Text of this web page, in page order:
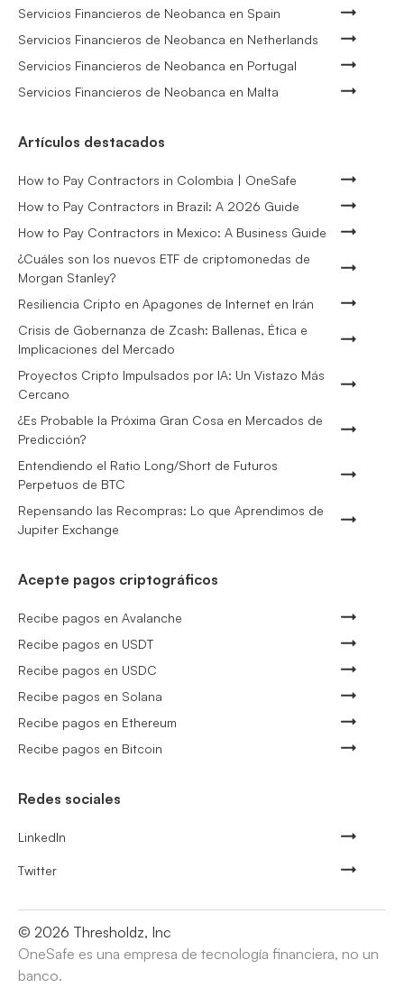
Servicios Financieros de Neobanca en Spain
Servicios Financieros de Neobanca en Netherlands
Servicios Financieros de Neobanca en Portugal
Servicios Financieros de Neobanca en Malta
Artículos destacados
How to Pay Contractors in Colombia | OneSafe
How to Pay Contractors in Brazil: A 2026 Guide
How to Pay Contractors in Mexico: A Business Guide
¿Cuáles son los nuevos ETF de criptomonedas de
Morgan Stanley?
Resiliencia Cripto en Apagones de Internet en Irán
Crisis de Gobernanza de Zcash: Ballenas, Ética e
Implicaciones del Mercado
Proyectos Cripto Impulsados por IA: Un Vistazo Más
Cercano
¿Es Probable la Próxima Gran Cosa en Mercados de
Predicción?
Entendiendo el Ratio Long/Short de Futuros
Perpetuos de BTC
Repensando las Recompras: Lo que Aprendimos de
Jupiter Exchange
Acepte pagos criptográficos
Recibe pagos en Avalanche
Recibe pagos en USDT
Recibe pagos en USDC
Recibe pagos en Solana
Recibe pagos en Ethereum
Recibe pagos en Bitcoin
Redes sociales
LinkedIn
Twitter
© 2026 Thresholdz, Inc
OneSafe es una empresa de tecnología financiera, no un
banco.